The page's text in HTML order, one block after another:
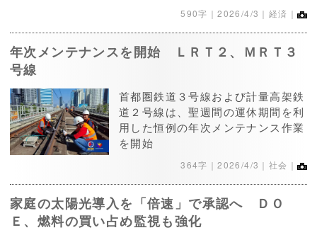
590字｜2026/4/3 ｜経済｜
年次メンテナンスを開始 ＬＲＴ２、ＭＲＴ３
号線
首都圏鉄道３号線および計量高架鉄
道２号線は、聖週間の運休期間を利
用した恒例の年次メンテナンス作業
を開始
364字｜2026/4/3 ｜社会｜
家庭の太陽光導入を「倍速」で承認へ ＤＯ
Ｅ、燃料の買い占め監視も強化